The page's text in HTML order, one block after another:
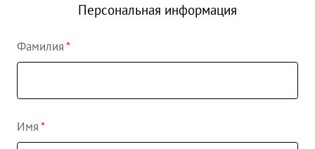
Персональная информация
Фамилия
Имя